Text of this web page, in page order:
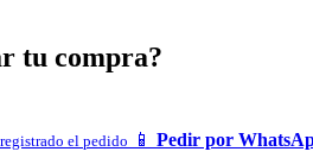
tu compra?
el pedido 📱 Pedir por